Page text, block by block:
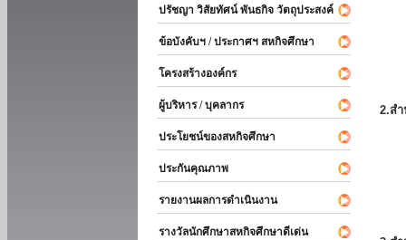
ปรัชญา วิสัยทัศน์ พันธกิจ วัตถุประสงค์
ข้อบังคับฯ / ประกาศฯ สหกิจศึกษา
โครงสร้างองค์กร
ผู้บริหาร / บุคลากร
ประโยชน์ของสหกิจศึกษา
ประกันคุณภาพ
รายงานผลการดำเนินงาน
รางวัลนักศึกษาสหกิจศึกษาดีเด่น
2.ส